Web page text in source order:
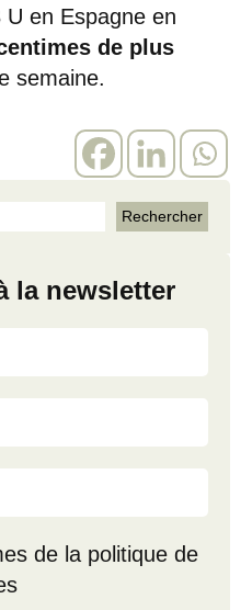
U en Espagne en
de plus
semaine.
la newsletter
de la politique de